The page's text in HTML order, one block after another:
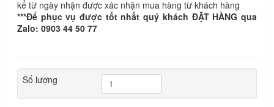
kể từ ngày nhận được xác nhận mua hàng từ khách hàng
***Để phục vụ được tốt nhất quý khách ĐẶT HÀNG qua
Zalo: 0903 44 50 77
Số lượng